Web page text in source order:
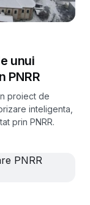
unui
PNRR
proiect de
inteligenta,
prin PNRR.